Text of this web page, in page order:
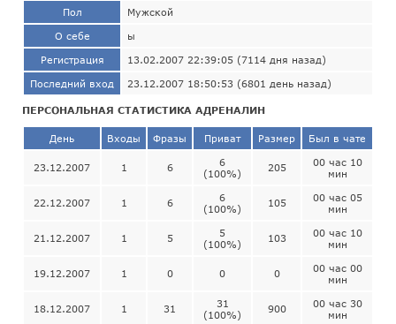
Пол Мужской
О себе ы
Регистрация 13.02.2007 22:39:05 (7114 дня назад)
Последний вход 23.12.2007 18:50:53 (6801 день назад)
ПЕРСОНАЛЬНАЯ СТАТИСТИКА АДРЕНАЛИН
День Входы Фразы Приват Размер Был в чате
23.12.2007 1 6
6
(100%)
205
00 час 10
мин
22.12.2007 1 6
6
(100%)
105
00 час 05
мин
21.12.2007 1 5
5
(100%)
103
00 час 10
мин
19.12.2007 1 0 0 0
00 час 00
мин
18.12.2007 1 31
31
(100%)
900
00 час 30
мин